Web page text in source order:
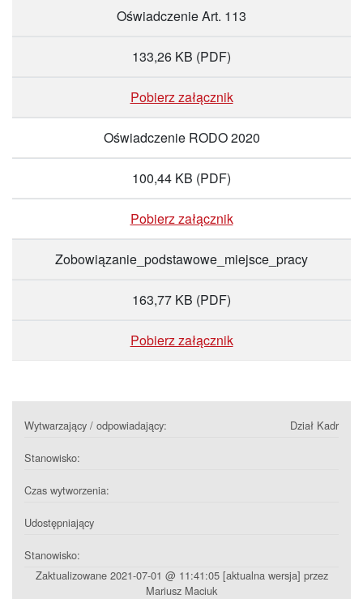
Oświadczenie Art. 113
133,26 KB (PDF)
Pobierz załącznik
Oświadczenie RODO 2020
100,44 KB (PDF)
Pobierz załącznik
Zobowiązanie_podstawowe_miejsce_pracy
163,77 KB (PDF)
Pobierz załącznik
Wytwarzający / odpowiadający: Dział Kadr
Stanowisko:
Czas wytworzenia:
Udostępniający
Stanowisko:
Zaktualizowane 2021-07-01 @ 11:41:05 [aktualna wersja] przez
Mariusz Maciuk